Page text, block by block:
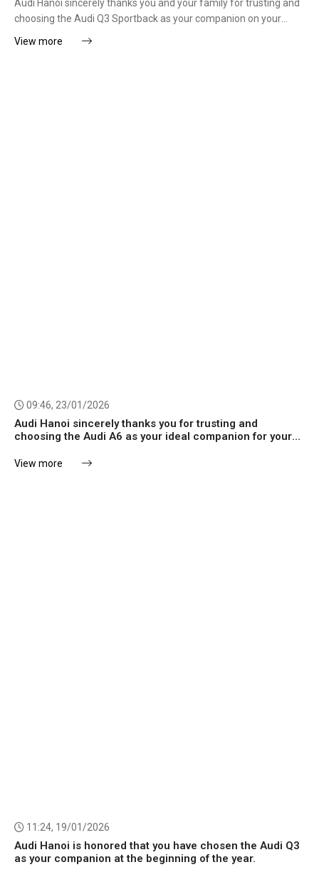
Audi Hanoi sincerely thanks you and your family for trusting and
choosing the Audi Q3 Sportback as your companion on your
View more
09:46, 23/01/2026
Audi Hanoi sincerely thanks you for trusting and
choosing the Audi A6 as your ideal companion for your
View more
11:24, 19/01/2026
Audi Hanoi is honored that you have chosen the Audi Q3
as your companion at the beginning of the year.